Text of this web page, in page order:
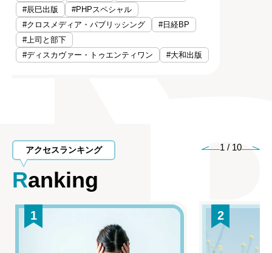
#辰巳出版
#PHPスペシャル
#クロスメディア・パブリッシング
#日経BP
#上司と部下
#ディスカヴァー・トゥエンティワン
#大和出版
アクセスランキング
Ranking
1 / 10
1 2